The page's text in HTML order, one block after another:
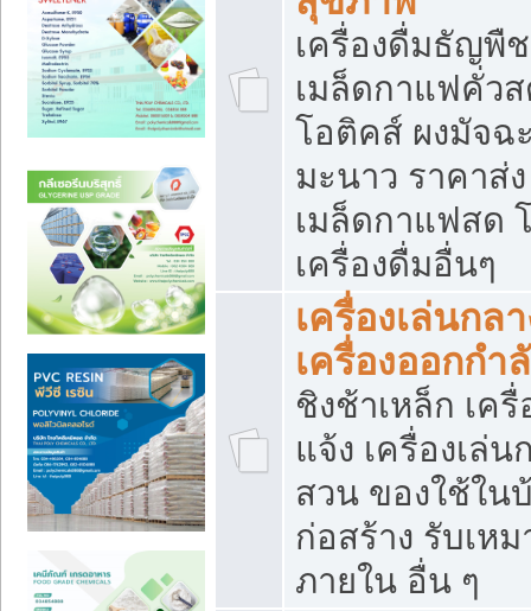
เครื่องดื่มธัญพื
เมล็ดกาแฟคั่ว
โอติคส์ ผงมัจฉ
มะนาว ราคาส่
เมล็ดกาแฟสด
เครื่องดื่มอื่นๆ
เครื่องเล่นกล
เครื่องออกกำ
ชิงช้าเหล็ก เค
แจ้ง เครื่องเล่น
สวน ของใช้ใน
ก่อสร้าง รับเห
ภายใน อื่น ๆ